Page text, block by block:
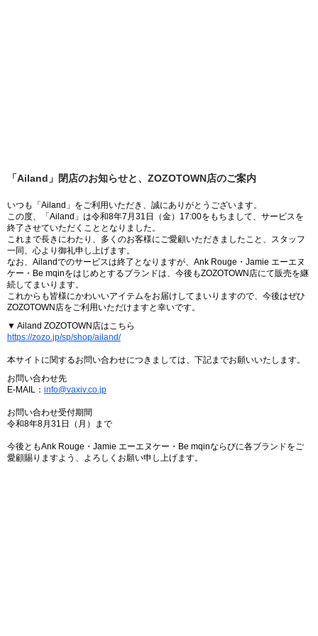
「Ailand」閉店のお知らせと、ZOZOTOWN店のご案内
いつも「Ailand」をご利用いただき、誠にありがとうございます。
この度、「Ailand」は令和8年7月31日（金）17:00をもちまして、サービスを
終了させていただくこととなりました。
これまで長きにわたり、多くのお客様にご愛顧いただきましたこと、スタッフ
一同、心より御礼申し上げます。
なお、Ailandでのサービスは終了となりますが、Ank Rouge・Jamie エーエヌ
ケー・Be mqinをはじめとするブランドは、今後もZOZOTOWN店にて販売を継
続してまいります。
これからも皆様にかわいいアイテムをお届けしてまいりますので、今後はぜひ
ZOZOTOWN店をご利用いただけますと幸いです。
▼ Ailand ZOZOTOWN店はこちら
https://zozo.jp/sp/shop/ailand/
本サイトに関するお問い合わせにつきましては、下記までお願いいたします。
お問い合わせ先
E-MAIL： info@vaxiv.co.jp
お問い合わせ受付期間
令和8年8月31日（月）まで
今後ともAnk Rouge・Jamie エーエヌケー・Be mqinならびに各ブランドをご
愛顧賜りますよう、よろしくお願い申し上げます。